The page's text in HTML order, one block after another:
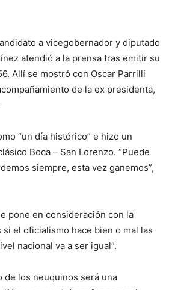
a vicegobernador y diputado
atendió a la prensa tras emitir su
Allí se mostró con Oscar Parrilli
de la ex presidenta,
“un día histórico” e hizo un
Boca – San Lorenzo. “Puede
siempre, esta vez ganemos”,
pone en consideración con la
si el oficialismo hace bien o mal las
nacional va a ser igual”.
de los neuquinos será una